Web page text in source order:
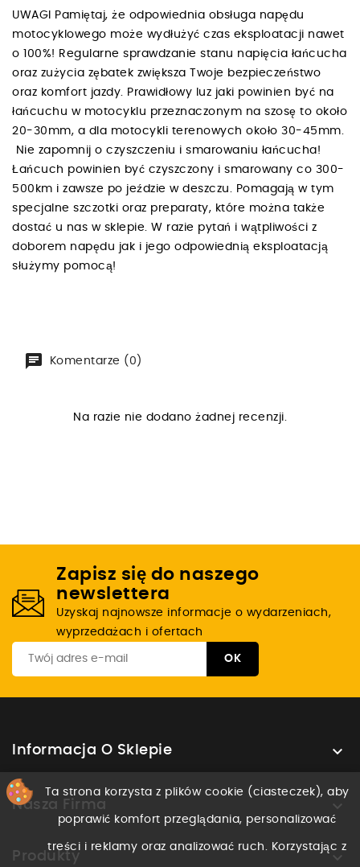
UWAGI Pamiętaj, że odpowiednia obsługa napędu
motocyklowego może wydłużyć czas eksploatacji nawet
o 100%! Regularne sprawdzanie stanu napięcia łańcucha
oraz zużycia zębatek zwiększa Twoje bezpieczeństwo
oraz komfort jazdy. Prawidłowy luz jaki powinien być na
łańcuchu w motocyklu przeznaczonym na szosę to około
20-30mm, a dla motocykli terenowych około 30-45mm.
Nie zapomnij o czyszczeniu i smarowaniu łańcucha!
Łańcuch powinien być czyszczony i smarowany co 300-
500km i zawsze po jeździe w deszczu. Pomagają w tym
specjalne szczotki oraz preparaty, które można także
dostać u nas w sklepie. W razie pytań i wątpliwości z
doborem napędu jak i jego odpowiednią eksploatacją
służymy pomocą!
Komentarze (0)
Na razie nie dodano żadnej recenzji.
Zapisz się do naszego
newslettera
Uzyskaj najnowsze informacje o wydarzeniach,
wyprzedażach i ofertach
Informacja O Sklepie 
Nasza Firma 
Produkty 
Ta strona korzysta z plików cookie (ciasteczek), aby
poprawić komfort przeglądania, personalizować
treści i reklamy oraz analizować ruch. Korzystając z